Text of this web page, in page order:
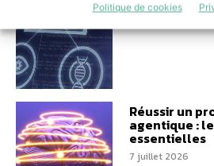
Politique de cookies
Réussir un
agentique :
essentielles
7 juillet 2026